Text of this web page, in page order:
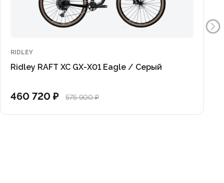
RIDLEY
Ridley RAFT XC GX-X01 Eagle / Серый
460 720 ₽ 575 900 ₽